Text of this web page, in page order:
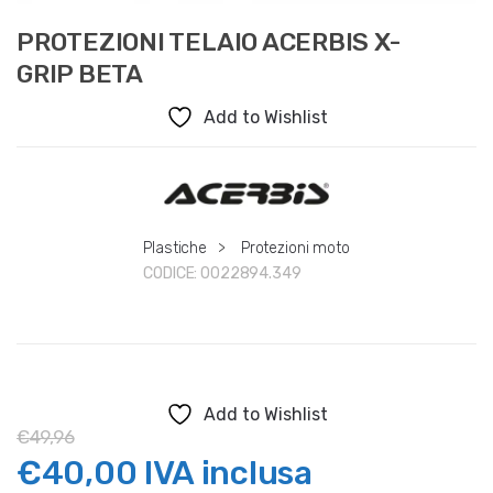
PROTEZIONI TELAIO ACERBIS X-
GRIP BETA
Add to Wishlist
Plastiche >
Protezioni moto
CODICE: 0022894.349
Add to Wishlist
€49,96
Il
€40,00 IlIVA inclusa